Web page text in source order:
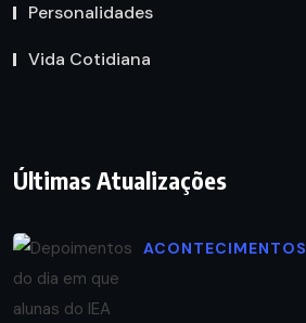
Personalidades
Vida Cotidiana
Últimas Atualizações
ACONTECIMENTOS